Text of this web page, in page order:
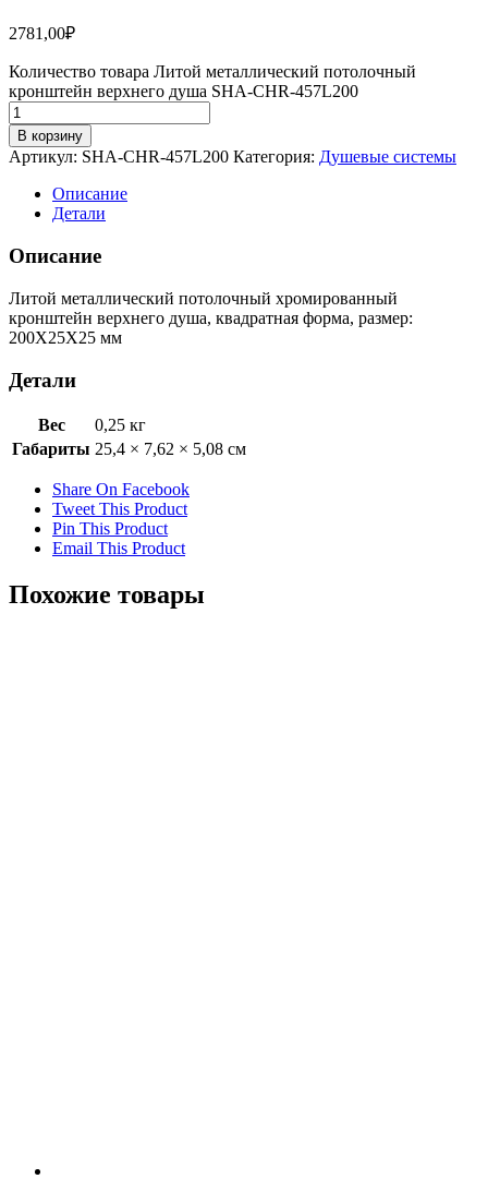
2781,00₽
Количество товара Литой металлический потолочный
кронштейн верхнего душа SHA-CHR-457L200
В корзину
Артикул: SHA-CHR-457L200 Категория: Душевые системы
Описание
Детали
Описание
Литой металлический потолочный хромированный
кронштейн верхнего душа, квадратная форма, размер:
200X25X25 мм
Детали
Вес
0,25 кг
Габариты 25,4 × 7,62 × 5,08 см
Share On Facebook
Tweet This Product
Pin This Product
Email This Product
Похожие товары